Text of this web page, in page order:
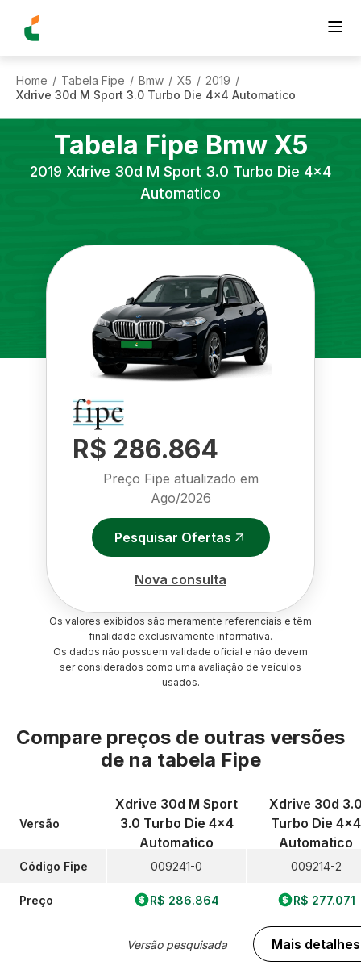
Home / Tabela Fipe / Bmw / X5 / 2019 /
Xdrive 30d M Sport 3.0 Turbo Die 4x4 Automatico
Tabela Fipe Bmw X5
2019 Xdrive 30d M Sport 3.0 Turbo Die 4x4
Automatico
R$ 286.864
Preço Fipe atualizado em
Ago/2026
Pesquisar Ofertas
Nova consulta
Os valores exibidos são meramente referenciais e têm
finalidade exclusivamente informativa.
Os dados não possuem validade oficial e não devem
ser considerados como uma avaliação de veículos
usados.
Compare preços de outras versões
de na tabela Fipe
Versão
Código Fipe
Preço
Xdrive 30d M Sport
3.0 Turbo Die 4x4
Automatico
009241-0
R$ 286.864
Versão pesquisada
Xdrive 30d
Turbo Die 4x4
Automatico
009214-2
R$ 277.071
Mais detalhes